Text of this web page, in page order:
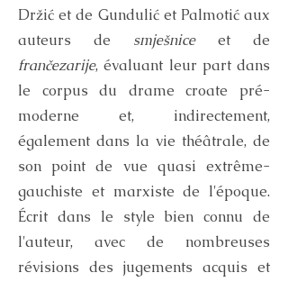
Držić et de Gundulić et Palmotić aux
auteurs de smješniceet de
frančezarije, évaluant leur part dans
le corpus du drame croate pré-
moderne et, indirectement,
également dans la vie théâtrale, de
son point de vue quasi extrême-
gauchiste et marxiste de l'époque.
Écrit dans le style bien connu de
l'auteur, avec de nombreuses
révisions des jugements acquis et